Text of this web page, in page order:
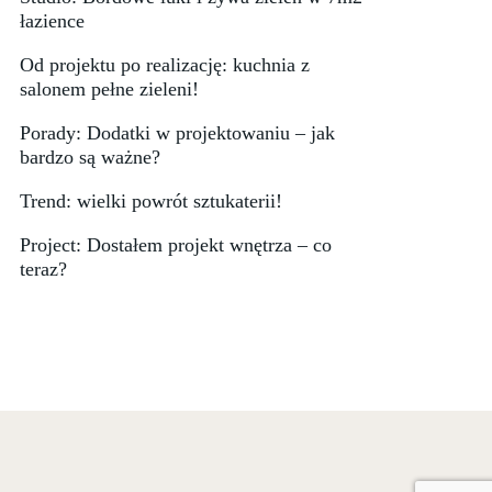
łazience
Od projektu po realizację: kuchnia z
salonem pełne zieleni!
Porady: Dodatki w projektowaniu – jak
bardzo są ważne?
Trend: wielki powrót sztukaterii!
Project: Dostałem projekt wnętrza – co
teraz?